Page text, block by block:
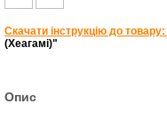
Скачати інструкцію до товару:
(Хеагамі)"
Опис